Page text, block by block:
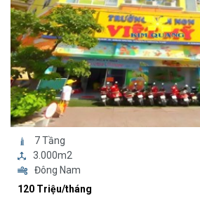
7 Tầng
3.000m2
Đông Nam
120 Triệu/tháng